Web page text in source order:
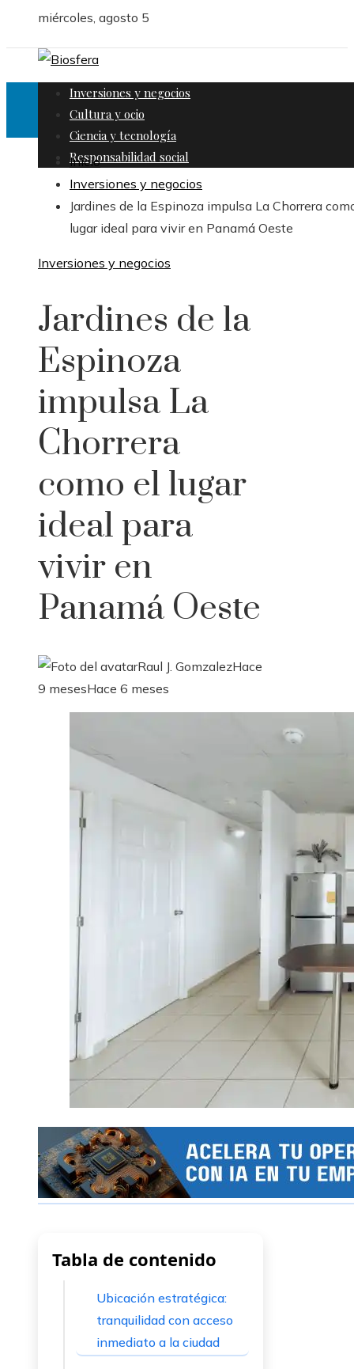
miércoles, agosto 5
Inversiones y negocios
Cultura y ocio
Ciencia y tecnología
Responsabilidad social
Inicio
Inversiones y negocios
Jardines de la Espinoza impulsa La Chorrera
lugar ideal para vivir en Panamá Oeste
Inversiones y negocios
Jardines de la
Espinoza
impulsa La
Chorrera
como el lugar
ideal para
vivir en
Panamá Oeste
Raul J. GomzalezHace
9 mesesHace 6 meses
Tabla de contenido
Ubicación estratégica:
tranquilidad con acceso
inmediato a la ciudad